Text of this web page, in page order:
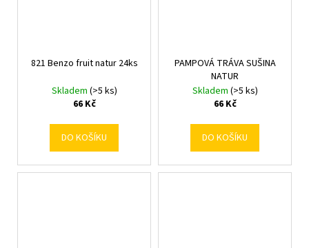
821 Benzo fruit natur 24ks
Skladem (>5 ks)
66 Kč
DO KOŠÍKU
PAMPOVÁ TRÁVA SUŠINA
NATUR
Skladem (>5 ks)
66 Kč
DO KOŠÍKU